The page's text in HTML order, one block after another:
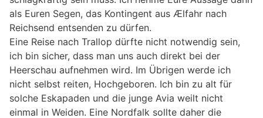
als Euren Segen, das Kontingent aus Ælfahr nach
Reichsend entsenden zu dürfen.
Eine Reise nach Trallop dürfte nicht notwendig sein,
ich bin sicher, dass man uns auch direkt bei der
Heerschau aufnehmen wird. Im Übrigen werde ich
nicht selbst reiten, Hochgeboren. Ich bin zu alt für
solche Eskapaden und die junge Avia weilt nicht
einmal in Weiden. Eine Nordfalk sollte daher die